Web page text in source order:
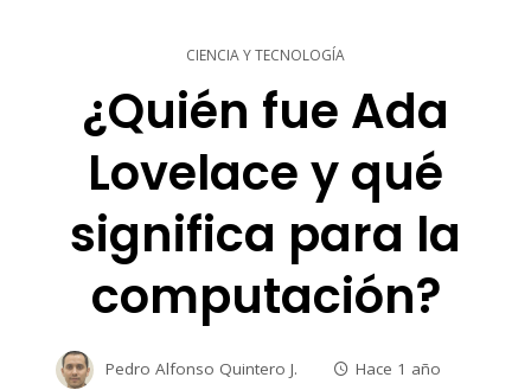
CIENCIA Y TECNOLOGÍA
¿Quién fue Ada
Lovelace y qué
significa para la
computación?
Pedro Alfonso Quintero J.
Hace 1 año